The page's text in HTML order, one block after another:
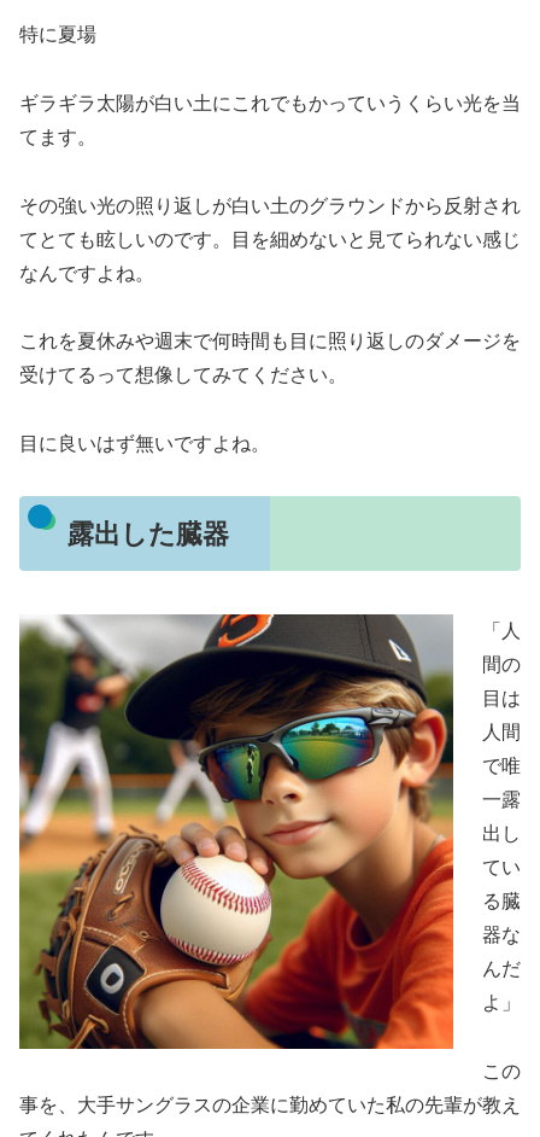
特に夏場
ギラギラ太陽が白い土にこれでもかっていうくらい光を当
てます。
その強い光の照り返しが白い土のグラウンドから反射され
てとても眩しいのです。目を細めないと見てられない感じ
なんですよね。
これを夏休みや週末で何時間も目に照り返しのダメージを
受けてるって想像してみてください。
目に良いはず無いですよね。
露出した臓器
「人
間の
目は
人間
で唯
一露
出し
てい
る臓
器な
んだ
よ」
この
事を、大手サングラスの企業に勤めていた私の先輩が教え